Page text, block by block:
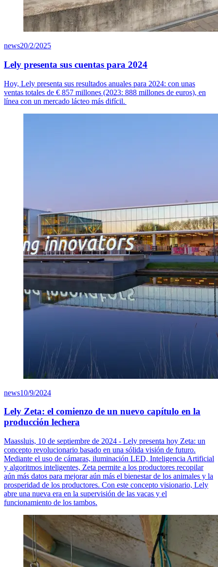
news20/2/2025
Lely presenta sus cuentas para 2024
Hoy, Lely presenta sus resultados anuales para 2024: con unas
ventas totales de € 857 millones (2023: 888 millones de euros), en
línea con un mercado lácteo más difícil.
news10/9/2024
Lely Zeta: el comienzo de un nuevo capítulo en la
producción lechera
Maassluis, 10 de septiembre de 2024 - Lely presenta hoy Zeta: un
concepto revolucionario basado en una sólida visión de futuro.
Mediante el uso de cámaras, iluminación LED, Inteligencia Artificial
y algoritmos inteligentes, Zeta permite a los productores recopilar
aún más datos para mejorar aún más el bienestar de los animales y la
prosperidad de los productores. Con este concepto visionario, Lely
abre una nueva era en la supervisión de las vacas y el
funcionamiento de los tambos.